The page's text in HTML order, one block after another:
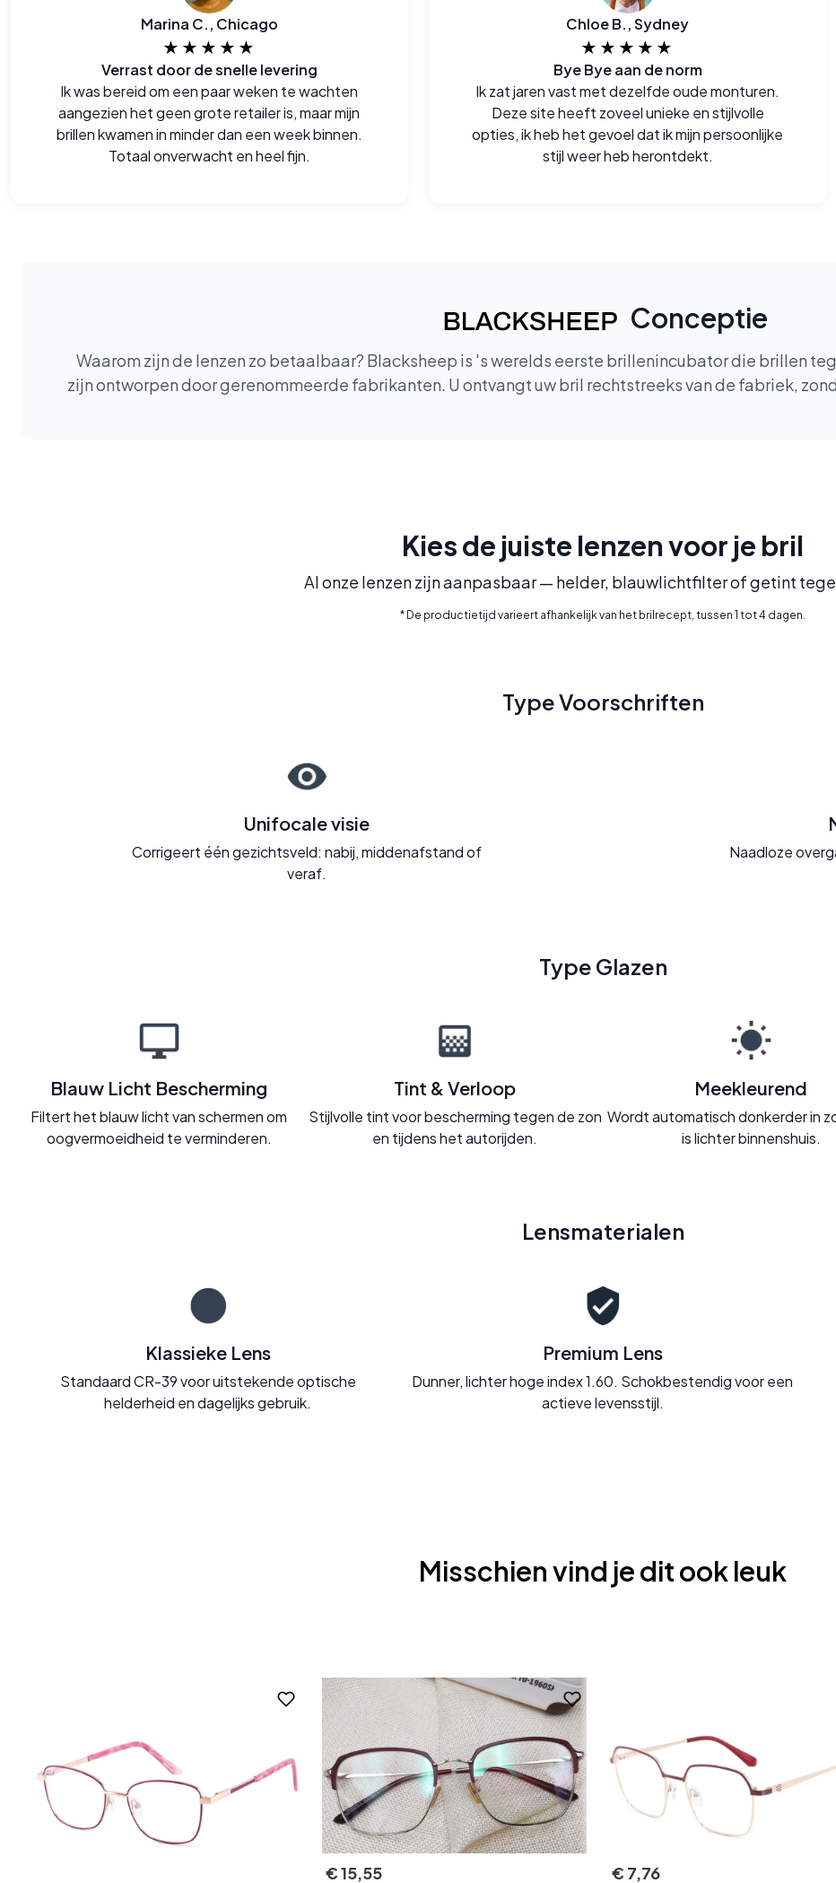
Marina C., Chicago
★★★★★
Verrast door de snelle levering
Ik was bereid om een paar weken te wachten
aangezien het geen grote retailer is, maar mijn
brillen kwamen in minder dan een week binnen.
Totaal onverwacht en heel fijn.
Chloe B., Sydney
★★★★★
Bye Bye aan de norm
Ik zat jaren vast met dezelfde oude monturen.
Deze site heeft zoveel unieke en stijlvolle
opties, ik heb het gevoel dat ik mijn persoonlijke
stijl weer heb herontdekt.
Conceptie
Waarom zijn de lenzen zo betaalbaar? Blacksheep is 's werelds eerste brillenincubator die brillen
zijn ontworpen door gerenommeerde fabrikanten. U ontvangt uw bril rechtstreeks van de fabriek,
Kies de juiste lenzen voor je bril
Al onze lenzen zijn aanpasbaar — helder, blauwlichtfilter of getint
* De productietijd varieert afhankelijk van het brilrecept, tussen 1 tot 4 dagen.
Type Voorschriften
Unifocale visie
Corrigeert één gezichtsveld: nabij, middenafstand of
veraf.
Naadloze
Type Glazen
Blauw Licht Bescherming
Filtert het blauw licht van schermen om
oogvermoeidheid te verminderen.
Tint & Verloop
Stijlvolle tint voor bescherming tegen de zon
en tijdens het autorijden.
Meekleurend
Wordt automatisch donkerder in
is lichter binnenshuis.
Lensmaterialen
Klassieke Lens
Standaard CR-39 voor uitstekende optische
helderheid en dagelijks gebruik.
Premium Lens
Dunner, lichter hoge index 1.60. Schokbestendig voor een
actieve levensstijl.
Misschien vind je dit ook leuk
€15,55 € 7,76